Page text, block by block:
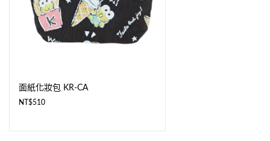
面紙化妝包 KR-CA
NT$510